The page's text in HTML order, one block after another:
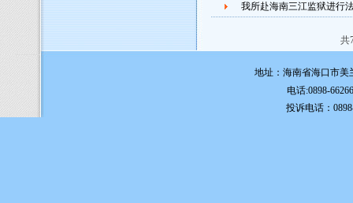
我所赴海南三江监狱进行
共
地址：海南省海口市美
电话:0898-
投诉电话：